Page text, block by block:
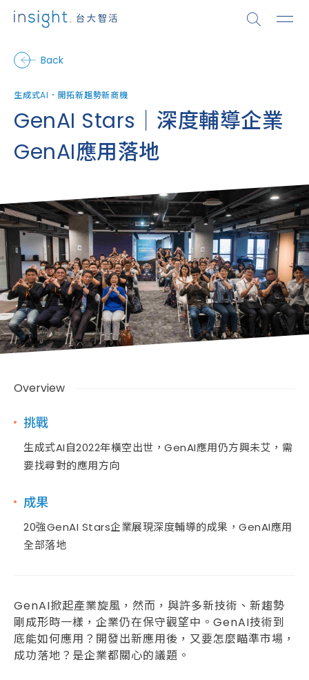
Back
生成式AI ． 開拓新趨勢新商機
GenAI Stars｜深度輔導企業
GenAI應用落地
Overview
挑戰
生成式AI自2022年橫空出世，GenAI應用仍方興未艾，需
要找尋對的應用方向
成果
20強GenAI Stars企業展現深度輔導的成果，GenAI應用
全部落地
GenAI掀起產業旋風，然而，與許多新技術、新趨勢
剛成形時一樣，企業仍在保守觀望中。GenAI技術到
底能如何應用？開發出新應用後，又要怎麼瞄準市場，
成功落地？是企業都關心的議題。